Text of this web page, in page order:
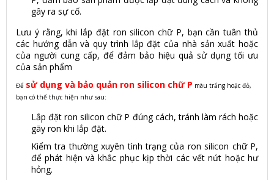
gây ra sự cố.
Lưu ý rằng, khi lắp đặt ron silicon chữ P, bạn cần tuân thủ
các hướng dẫn và quy trình lắp đặt của nhà sản xuất hoặc
của người cung cấp, để đảm bảo hiệu quả sử dụng tối ưu
của sản phẩm
Để sử dụng và bảo quản ron silicon chữ P màu trắng hoặc đỏ,
bạn có thể thực hiện như sau:
Lắp đặt ron silicon chữ P đúng cách, tránh làm rách hoặc
gãy ron khi lắp đặt.
Kiểm tra thường xuyên tình trạng của ron silicon chữ P,
để phát hiện và khắc phục kịp thời các vết nứt hoặc hư
hỏng.